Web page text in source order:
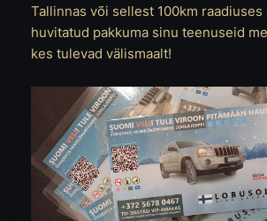
Tallinnas või sellest 100km raadiuses
huvitatud pakkuma sinu teenuseid
kes tulevad välismaalt!